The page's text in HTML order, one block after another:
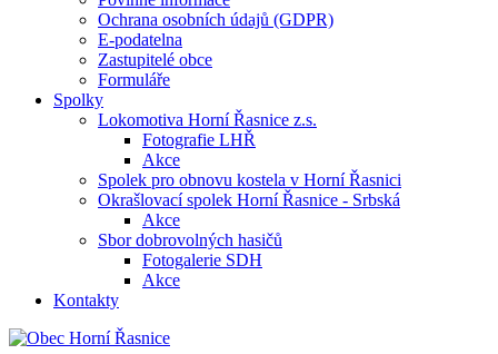
Ochrana osobních údajů (GDPR)
E-podatelna
Zastupitelé obce
Formuláře
Spolky
Lokomotiva Horní Řasnice z.s.
Fotografie LHŘ
Akce
Spolek pro obnovu kostela v Horní Řasnici
Okrašlovací spolek Horní Řasnice - Srbská
Akce
Sbor dobrovolných hasičů
Fotogalerie SDH
Akce
Kontakty